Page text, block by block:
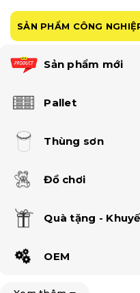
SẢN PHẨM CÔNG
Sản phẩm mới
Pallet
Thùng sơn
Đồ chơi
Quà tặng -
OEM